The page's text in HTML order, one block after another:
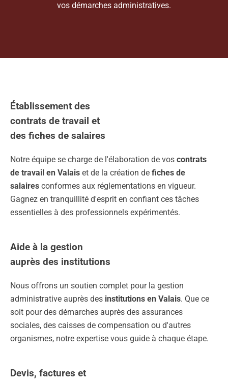
vos démarches administratives.
Établissement des
contrats de travail et
des fiches de salaires
Notre équipe se charge de l'élaboration de vos contrats
de travail en Valais et de la création de fiches de
salaires conformes aux réglementations en vigueur.
Gagnez en tranquillité d'esprit en confiant ces tâches
essentielles à des professionnels expérimentés.
Aide à la gestion
auprès des institutions
Nous offrons un soutien complet pour la gestion
administrative auprès des institutions en Valais. Que ce
soit pour des démarches auprès des assurances
sociales, des caisses de compensation ou d'autres
organismes, notre expertise vous guide à chaque étape.
Devis, factures et